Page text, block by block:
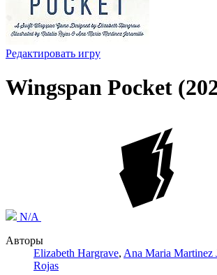
Редактировать игру
Wingspan Pocket
N/A
Авторы
Elizabeth Hargrave, Ana Maria Martinez
Rojas